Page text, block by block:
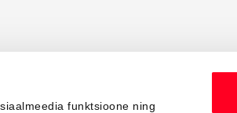
funktsioone ning